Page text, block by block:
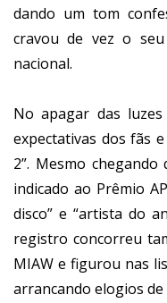
dando um tom
cravou de vez o
nacional.
No apagar das
expectativas dos fãs
2”. Mesmo
indicado ao Prêmio
disco” e “artista do
registro concorreu
MIAW e figurou nas
arrancando elogios de